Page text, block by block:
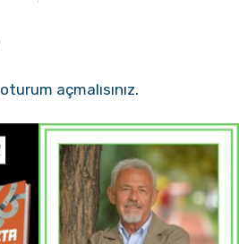
oturum açmalısınız.